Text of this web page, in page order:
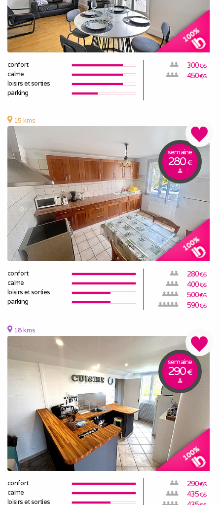
confort
calme
loisirs et sorties
parking
300€/S
450€/S
15 kms
semaine
280€
confort
calme
loisirs et sorties
parking
280€/S
400€/S
500€/S
590€/S
18 kms
semaine
290€
confort
calme
loisirs et sorties
290€/S
435€/S